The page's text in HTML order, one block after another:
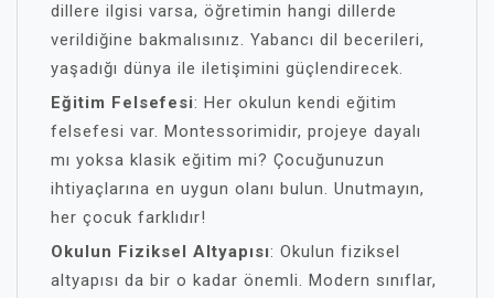
dillere ilgisi varsa, öğretimin hangi dillerde
verildiğine bakmalısınız. Yabancı dil becerileri,
yaşadığı dünya ile iletişimini güçlendirecek.
Eğitim Felsefesi: Her okulun kendi eğitim
felsefesi var. Montessorimidir, projeye dayalı
mı yoksa klasik eğitim mi? Çocuğunuzun
ihtiyaçlarına en uygun olanı bulun. Unutmayın,
her çocuk farklıdır!
Okulun Fiziksel Altyapısı: Okulun fiziksel
altyapısı da bir o kadar önemli. Modern sınıflar,